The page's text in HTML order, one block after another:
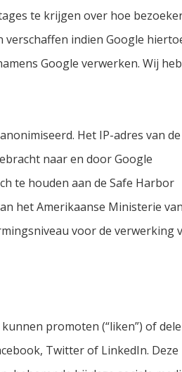
te krijgen over hoe
verschaffen indien Google
Google verwerken. Wij
Het IP-adres van de
naar en door Google
te houden aan de Safe Harbor
het Amerikaanse Ministerie van
voor de verwerking
promoten (“liken”) of
Twitter of LinkedIn. Deze